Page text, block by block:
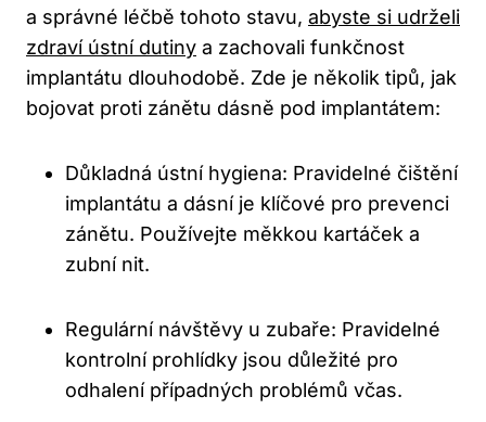
a správné léčbě tohoto stavu, abyste si udrželi
zdraví ústní dutiny a zachovali funkčnost
implantátu dlouhodobě. Zde je několik tipů, jak
bojovat proti zánětu dásně pod implantátem:
Důkladná ústní hygiena: Pravidelné čištění
implantátu a dásní je klíčové pro prevenci
zánětu. Používejte měkkou kartáček a
zubní nit.
Regulární návštěvy u zubaře: Pravidelné
kontrolní prohlídky jsou důležité pro
odhalení případných problémů včas.